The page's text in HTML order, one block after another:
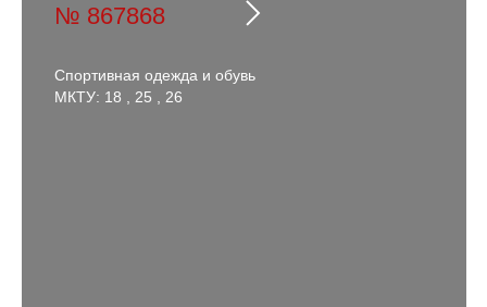
№ 867868
Спортивная одежда и обувь
МКТУ: 18 , 25 , 26